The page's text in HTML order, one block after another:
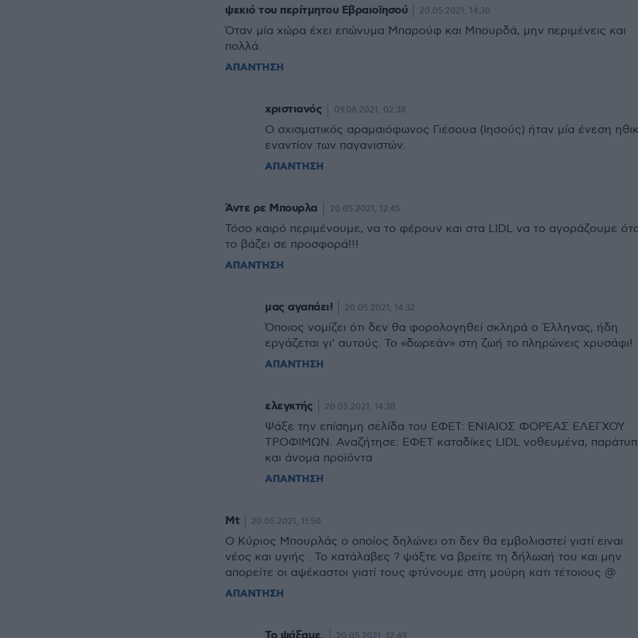
ψεκιό του περίτμητου Εβραιοϊησού 20.05.2021, 14:30
Όταν μία χώρα έχει επώνυμα Μπαρούφ και Μπουρδά, μην περιμένεις και
πολλά.
ΑΠΑΝΤΗΣΗ
χριστιανός 09.06.2021, 02:38
Ο σχισματικός αραμαιόφωνος Γιέσουα (Ιησούς) ήταν μία ένεση
εναντίον των παγανιστών.
ΑΠΑΝΤΗΣΗ
Άντε ρε Μπουρλα 20.05.2021, 12:45
Τόσο καιρό περιμένουμε, να το φέρουν και στα LIDL να το αγοράζουμε
το βάζει σε προσφορά!!!
ΑΠΑΝΤΗΣΗ
μας αγαπάει! 20.05.2021, 14:32
Όποιος νομίζει ότι δεν θα φορολογηθεί σκληρά ο Έλληνας, ήδη
εργάζεται γι' αυτούς. Το «δωρεάν» στη ζωή το πληρώνεις χρυσάφι!
ΑΠΑΝΤΗΣΗ
ελεγκτής 20.05.2021, 14:38
Ψάξε την επίσημη σελίδα του ΕΦΕΤ: ΕΝΙΑΙΟΣ ΦΟΡΕΑΣ ΕΛΕΓΧΟΥ
ΤΡΟΦΙΜΩΝ. Αναζήτησε: ΕΦΕΤ καταδίκες LIDL νοθευμένα,
και άνομα προϊόντα
ΑΠΑΝΤΗΣΗ
Mt 20.05.2021, 11:50
O Kύριος Μπουρλάς ο οποίος δηλώνει οτι δεν θα εμβολιαστεί γιατί ειναι
νέος και υγιής . Το κατάλαβες ? ψάξτε να βρείτε τη δήλωσή του και μην
απορείτε οι αψέκαστοι γιατί τους φτύνουμε στη μούρη κατι τέτοιους @
ΑΠΑΝΤΗΣΗ